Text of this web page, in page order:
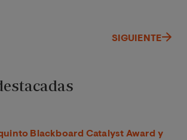
SIGUIENTE
Blackboard Catalyst Award y